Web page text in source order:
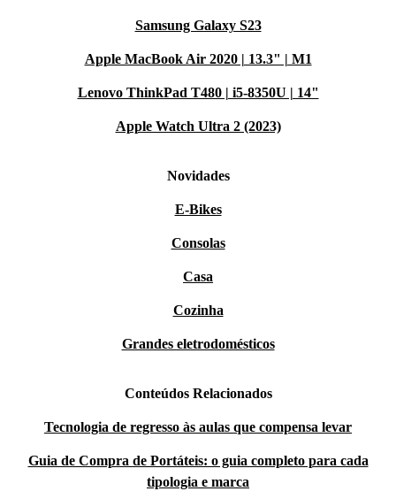
Samsung Galaxy S23
Apple MacBook Air 2020 | 13.3" | M1
Lenovo ThinkPad T480 | i5-8350U | 14"
Apple Watch Ultra 2 (2023)
Novidades
E-Bikes
Consolas
Casa
Cozinha
Grandes eletrodomésticos
Conteúdos Relacionados
Tecnologia de regresso às aulas que compensa levar
Guia de Compra de Portáteis: o guia completo para cada
tipologia e marca